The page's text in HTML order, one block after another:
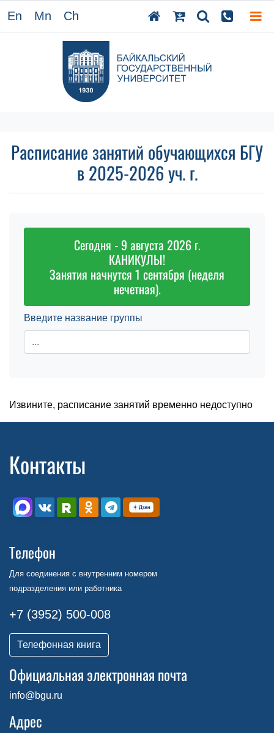
En Mn Ch
Расписание занятий обучающихся БГУ
в 2025-2026 уч. г.
Сегодня - 9 августа 2026 г.
КАНИКУЛЫ!
Занятия начнутся 1 сентября (неделя
нечетная).
Введите название группы
Извините, расписание занятий временно недоступно
Контакты
Телефон
Для соединения с внутренним номером
подразделения или работника
+7 (3952) 500-008
Телефонная книга
Официальная электронная почта
info@bgu.ru
Адрес